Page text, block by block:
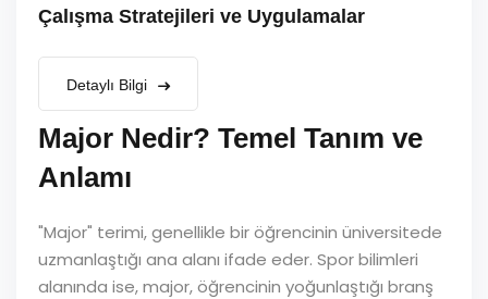
Çalışma Stratejileri ve Uygulamalar
Detaylı Bilgi
Major Nedir? Temel Tanım ve
Anlamı
"Major" terimi, genellikle bir öğrencinin üniversitede
uzmanlaştığı ana alanı ifade eder. Spor bilimleri
alanında ise, major, öğrencinin yoğunlaştığı branş